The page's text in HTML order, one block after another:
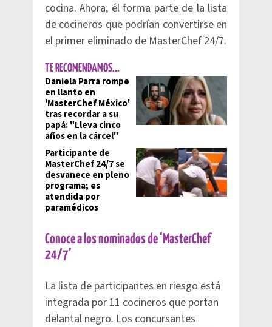
cocina. Ahora, él forma parte de la lista
de cocineros que podrían convertirse en
el primer eliminado de MasterChef 24/7.
TE RECOMENDAMOS...
Daniela Parra rompe
en llanto en
'MasterChef México'
tras recordar a su
papá: "Lleva cinco
años en la cárcel"
Participante de
MasterChef 24/7 se
desvanece en pleno
programa; es
atendida por
paramédicos
Conoce a los nominados de ‘MasterChef
24/7’
La lista de participantes en riesgo está
integrada por 11 cocineros que portan
delantal negro. Los concursantes